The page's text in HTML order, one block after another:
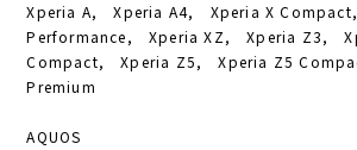
Xperia A, Xperia A4, Xperia X
Performance, Xperia XZ, Xperia Z3,
Compact, Xperia Z5, Xperia Z5
Premium
AQUOS